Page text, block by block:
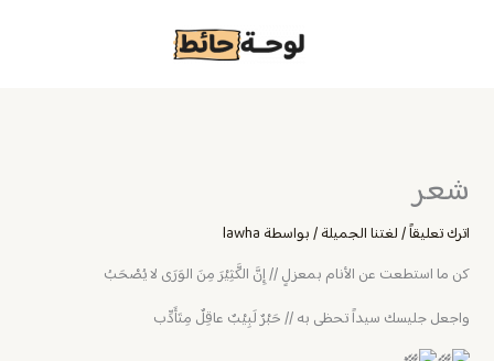
شعر
اترك تعليقاً/لغتنا الجميلة/ بواسطة lawha
كن ما استطعت عن الأنام بمعزلٍ // إِنَّ الكَّثِيْرَ مِنَ الوَرَى لا يُصْحَبُ
واجعل جليسك سيداً تحظى به // حَبْرٌ لَبِيْبٌ عاقِلٌ مِتَأَدِّب